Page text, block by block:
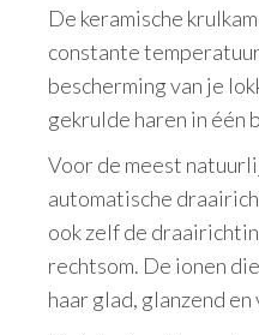
De keramische
constante
bescherming van je
gekrulde haren in één
Voor de meest
automatische
ook zelf de
rechtsom. De ionen
haar glad, glanzend